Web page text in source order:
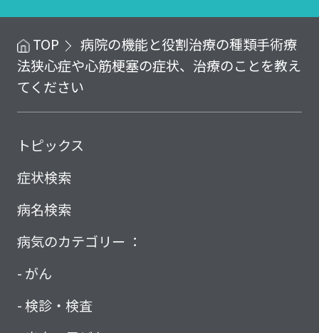
TOP 病院の機能と役割治療の種類手術療
法狭心症や心筋梗塞の症状、治療のことを教え
てください
トピックス
症状検索
病名検索
病気のカテゴリー ：
がん
検診・検査